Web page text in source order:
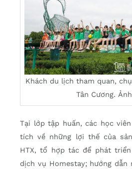
Khách du lịch tham quan,
Tân Cương.
Tại lớp tập huấn, các học
tích về những lợi thế của
HTX, tổ hợp tác để phát
dịch vụ Homestay; hướng